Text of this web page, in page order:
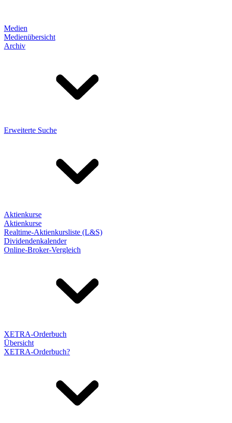
Medien
Medienübersicht
Archiv
Erweiterte Suche
Aktienkurse
Aktienkurse
Realtime-Aktienkursliste (L&S)
Dividendenkalender
Online-Broker-Vergleich
XETRA-Orderbuch
Übersicht
XETRA-Orderbuch?